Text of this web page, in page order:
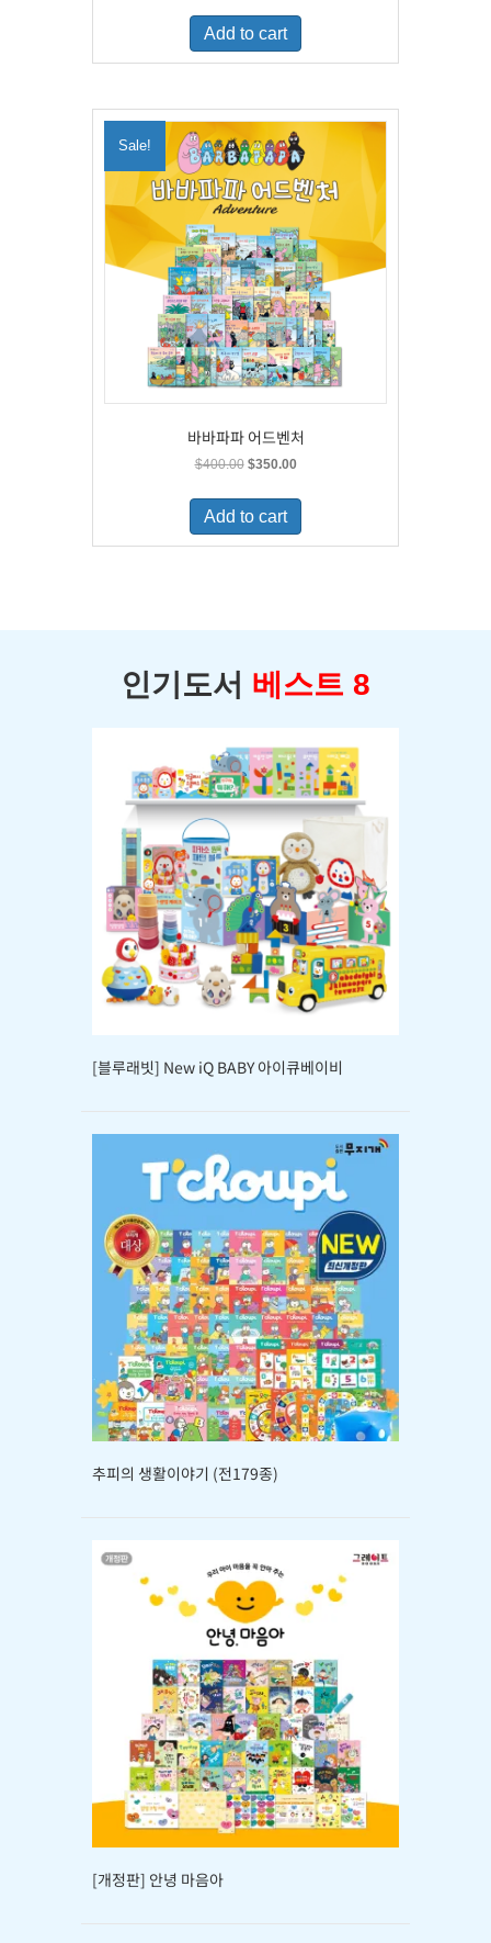
was:
$500.00.
is:
Add to cart
Sale!
바바파파 어드벤처
$400.00 Original
was:
$400.00.
$350.00Current
is:
Add to cart
인기도서 베스트 8
[블루래빗] New iQ BABY 아이큐베이비
추피의 생활이야기 (전179종)
[개정판] 안녕 마음아